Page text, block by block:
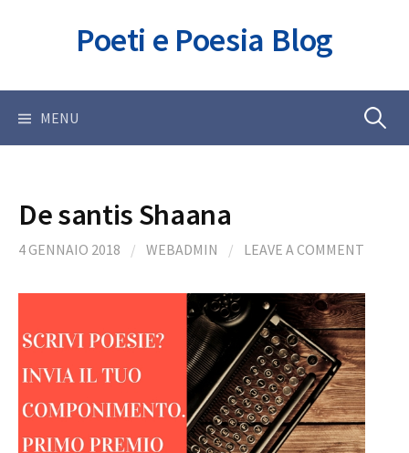
Poeti e Poesia Blog
MENU Ricerca
De santis Shaana
4 GENNAIO 2018 / WEBADMIN / LEAVE A COMMENT